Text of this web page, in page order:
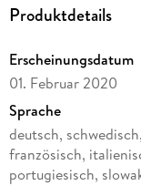
manchmal anders
als die gesetzlichen
Weihnachtsgeschenk
Produktdetails
Erscheinungsdatum
01. Februar 2020
Sprache
deutsch,
französisch,
portugiesisch,